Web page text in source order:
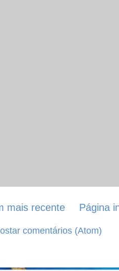
mais recente Página
comentários (Atom)